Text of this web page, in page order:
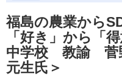
福島の農業から
「好き」から「
中学校 教諭 菅
元生氏＞